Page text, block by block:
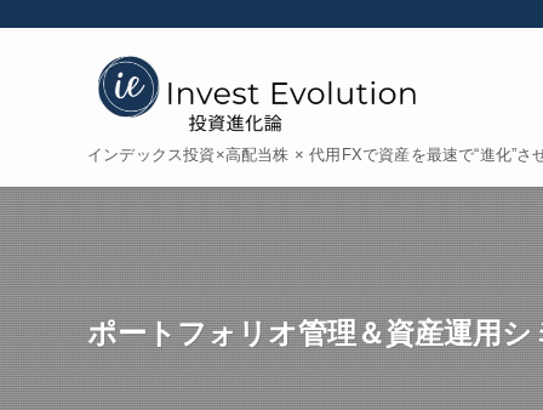
インデックス投資×高配当株 × 代用FXで資産を最速で“進化”さ
ポートフォリオ管理＆資産運用